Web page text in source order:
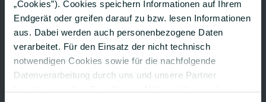
„Cookies”). Cookies speichern Informationen auf Ihrem
Endgerät oder greifen darauf zu bzw. lesen Informationen
aus. Dabei werden auch personenbezogene Daten
verarbeitet. Für den Einsatz der nicht technisch
notwendigen Cookies sowie für die nachfolgende
Datenverarbeitung durch uns und unsere Partner
jeweilige Landessprache – und das in der
Regel innerhalb von 48 Stunden.
Über unser „Investor Network“ erhalten
Sie Zugang zu weltweit führenden